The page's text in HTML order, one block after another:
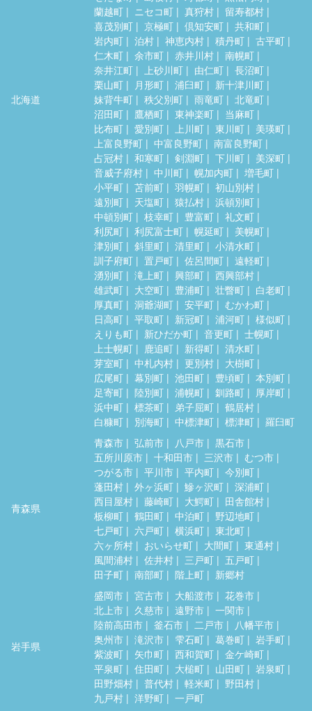
北海道
蘭越町
ニセコ町 真狩村
留寿都村
喜茂別町
京極町 倶知安町
共和町
岩内町
泊村 神恵内村 積丹町
古平町
仁木町
余市町 赤井川村
南幌町
奈井江町
上砂川町 由仁町
長沼町
栗山町
月形町 浦臼町
新十津川町
妹背牛町
秩父別町 雨竜町
北竜町
沼田町
鷹栖町 東神楽町
当麻町
比布町
愛別町 上川町 東川町
美瑛町
上富良野町
中富良野町
南富良野町
占冠村
和寒町 剣淵町 下川町
美深町
音威子府村
中川町 幌加内町
増毛町
小平町
苫前町 羽幌町
初山別村
遠別町
天塩町 猿払村
浜頓別町
中頓別町
枝幸町 豊富町
礼文町
利尻町
利尻富士町 幌延町
美幌町
津別町
斜里町 清里町
小清水町
訓子府町
置戸町 佐呂間町
遠軽町
湧別町
滝上町 興部町
西興部村
雄武町
大空町 豊浦町 壮瞥町
白老町
厚真町
洞爺湖町 安平町
むかわ町
日高町
平取町 新冠町 浦河町
様似町
えりも町
新ひだか町 音更町
士幌町
上士幌町
鹿追町 新得町
清水町
芽室町
中札内村 更別村
大樹町
広尾町
幕別町 池田町 豊頃町
本別町
足寄町
陸別町 浦幌町 釧路町
厚岸町
浜中町
標茶町 弟子屈町
鶴居村
白糠町
別海町 中標津町 標津町 羅臼町
青森県
青森市 弘前市 八戸市
黒石市
五所川原市
十和田市 三沢市
むつ市
つがる市
平川市 平内町
今別町
蓬田村
外ヶ浜町 鰺ヶ沢町
深浦町
西目屋村
藤崎町 大鰐町
田舎館村
板柳町
鶴田町 中泊町
野辺地町
七戸町
六戸町 横浜町
東北町
六ヶ所村
おいらせ町 大間町
東通村
風間浦村
佐井村 三戸町
五戸町
田子町
南部町 階上町 新郷村
岩手県
盛岡市 宮古市 大船渡市
花巻市
北上市
久慈市 遠野市
一関市
陸前高田市
釜石市 二戸市
八幡平市
奥州市
滝沢市 雫石町 葛巻町
岩手町
紫波町
矢巾町 西和賀町
金ケ崎町
平泉町
住田町 大槌町 山田町
岩泉町
田野畑村
普代村 軽米町
野田村
九戸村
洋野町 一戸町